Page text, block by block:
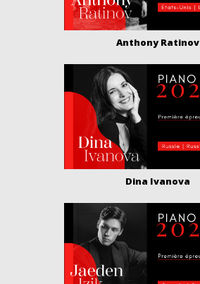
Anthony Ratinov
Dina Ivanova